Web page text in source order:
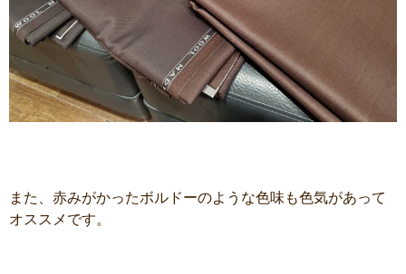
また、赤みがかったボルドーのような色味も色気があって
オススメです。